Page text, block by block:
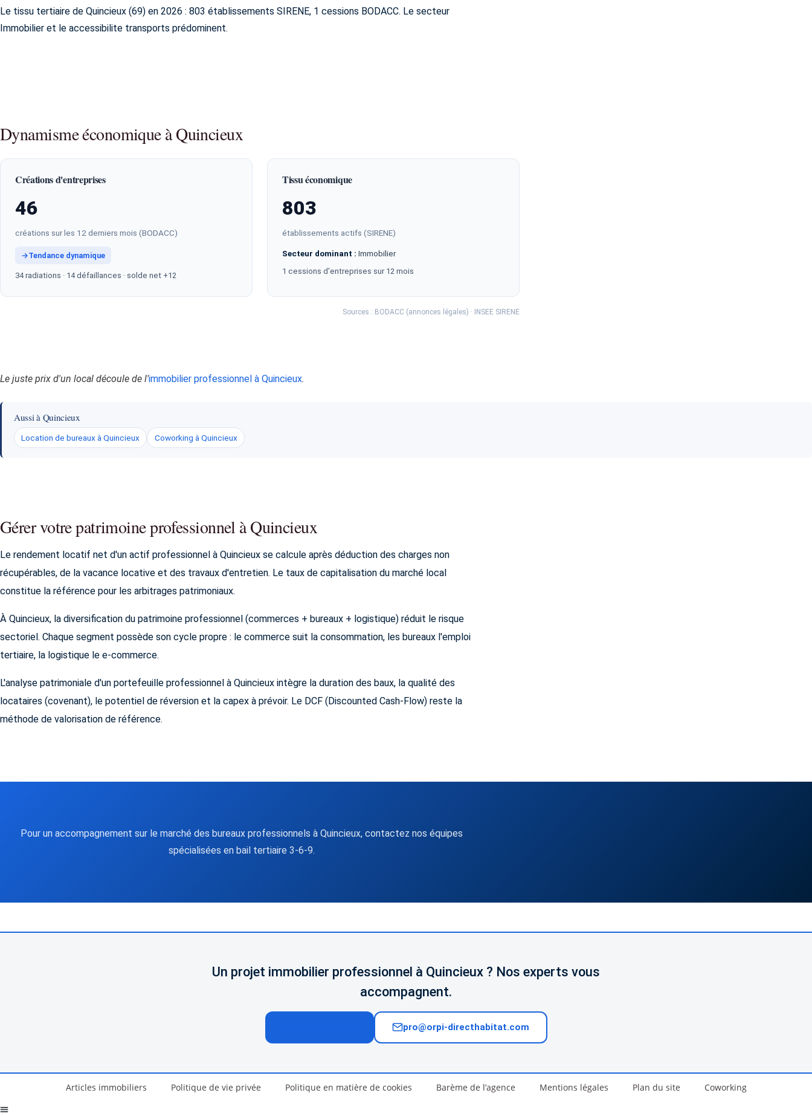
Le tissu tertiaire de Quincieux (69) en 2026 : 803 établissements SIRENE, 1 cessions BODACC. Le secteur
Immobilier et le accessibilite transports prédominent.
Dynamisme économique à Quincieux
Créations d'entreprises
46
créations sur les 12 derniers mois (BODACC)
→Tendance dynamique
34 radiations · 14 défaillances · solde net +12
Tissu économique
803
établissements actifs (SIRENE)
Secteur dominant : Immobilier
1 cessions d'entreprises sur 12 mois
Sources : BODACC (annonces légales) · INSEE SIRENE
Le juste prix d'un local découle de l'immobilier professionnel à Quincieux.
Aussi à Quincieux
Location de bureaux à Quincieux Coworking à Quincieux
Gérer votre patrimoine professionnel à Quincieux
Le rendement locatif net d'un actif professionnel à Quincieux se calcule après déduction des charges non
récupérables, de la vacance locative et des travaux d'entretien. Le taux de capitalisation du marché local
constitue la référence pour les arbitrages patrimoniaux.
À Quincieux, la diversification du patrimoine professionnel (commerces + bureaux + logistique) réduit le risque
sectoriel. Chaque segment possède son cycle propre : le commerce suit la consommation, les bureaux l'emploi
tertiaire, la logistique le e-commerce.
L'analyse patrimoniale d'un portefeuille professionnel à Quincieux intègre la duration des baux, la qualité des
locataires (covenant), le potentiel de réversion et la capex à prévoir. Le DCF (Discounted Cash-Flow) reste la
méthode de valorisation de référence.
Pour un accompagnement sur le marché des bureaux professionnels à Quincieux, contactez nos équipes
spécialisées en bail tertiaire 3-6-9.
Un projet immobilier professionnel à Quincieux ? Nos experts vous
accompagnent.
pro@orpi-directhabitat.com
Articles immobiliers Politique de vie privée Politique en matière de cookies Barème de l’agence Mentions légales Plan du site Coworking